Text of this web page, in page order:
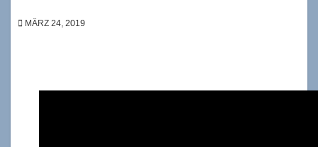
MÄRZ 24, 2019